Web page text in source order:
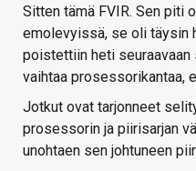
Sitten tämä FVIR. Sen piti
emolevyissä, se oli täysin
poistettiin heti
vaihtaa prosessorikantaa,
Jotkut ovat tarjonneet
prosessorin ja piirisarjan
unohtaen sen johtuneen